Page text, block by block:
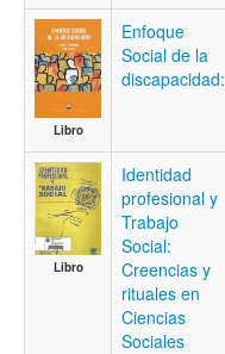
Libro
Enfoque
Social de la
discapacidad:
Libro
Identidad
profesional y
Trabajo
Social:
Creencias y
rituales en
Ciencias
Sociales